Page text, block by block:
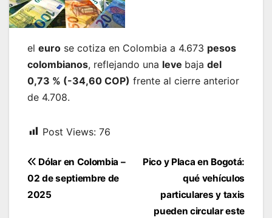
el euro se cotiza en Colombia a 4.673 pesos
colombianos, reflejando una leve baja del
0,73 % (-34,60 COP) frente al cierre anterior
de 4.708.
Post Views: 76
Navegación
de
entradas
Pico y Placa en Bogotá:
qué vehículos
particulares y taxis
pueden circular este
Dólar en Colombia –
02 de septiembre de
2025